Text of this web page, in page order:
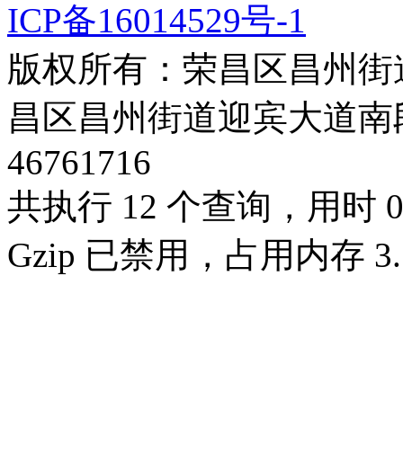
ICP备16014529号-1
版权所有：荣昌区昌州
昌区昌州街道迎宾大道
46761716
共执行 12 个查询，用时
Gzip 已禁用，占用内存